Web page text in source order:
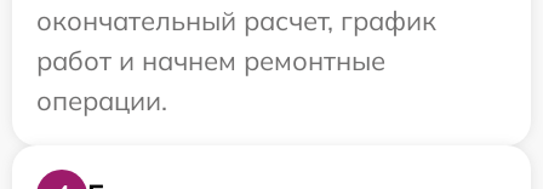
окончательный расчет, график
работ и начнем ремонтные
операции.